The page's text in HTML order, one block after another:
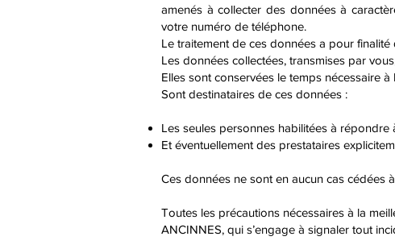
amenés à collecter des données à
votre numéro de téléphone.
Le traitement de ces données a pour
Les données collectées, transmises par
Elles sont conservées le temps nécessaire
Sont destinataires de ces données :
Les seules personnes habilitées à répondre
Et éventuellement des prestataires
Ces données ne sont en aucun cas cédées
Toutes les précautions nécessaires à la
ANCINNES, qui s’engage à signaler tout